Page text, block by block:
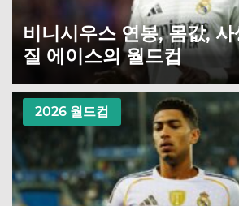
비니시우스 연봉, 몸값,
질 에이스의 월드컵
2026 월드컵